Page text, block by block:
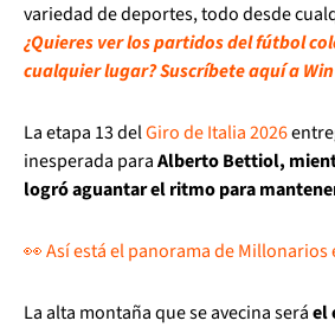
variedad de deportes, todo desde
¿Quieres ver los partidos del fútbol
cualquier lugar? Suscríbete aquí a
La etapa 13 delGiro de Italia 2026
inesperada paraAlberto Bettiol,
logró aguantar el ritmo para
👀 Así está el panorama de Millonarios
La alta montaña que se avecina seráel